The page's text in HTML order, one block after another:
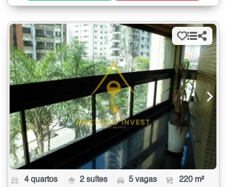
4 quartos 2 suítes 5 vagas 220 m²